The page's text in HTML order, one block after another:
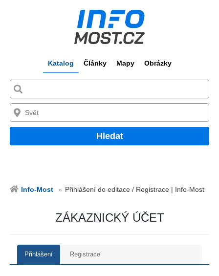
Katalog Články Mapy Obrázky
Hledat
Info-Most Přihlášení do editace / Registrace | Info-Most
ZÁKAZNICKÝ ÚČET
Přihlášení Registrace